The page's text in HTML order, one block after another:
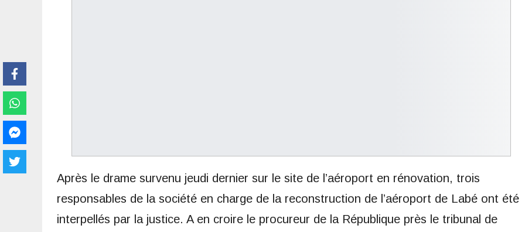
Après le drame survenu jeudi dernier sur le site de l’aéroport en rénovation, trois
responsables de la société en charge de la reconstruction de l’aéroport de Labé ont été
interpellés par la justice. A en croire le procureur de la République près le tribunal de